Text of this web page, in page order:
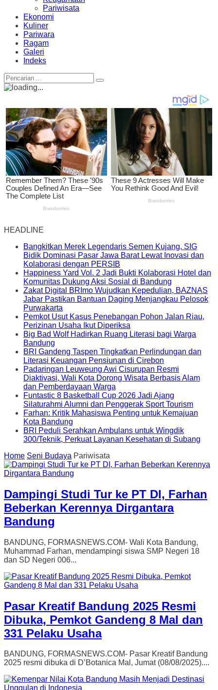
Pariwisata
Ekonomi
Kuliner
Pariwara
Ragam
Galeri
Indeks
HEADLINE
Bangkitkan Merek Legendaris Semen Kujang, SIG
Bidik Dominasi Pasar Jawa Barat Lewat Inovasi dan
Kolaborasi dengan PERSIB
Happiness Yard Vol. 2 Jadi Bukti Kolaborasi Hotel dan
Komunitas Dukung Aksi Sosial di Bandung
Zakat Digital BRImo Wujudkan Kepedulian, BAZNAS
Jabar Pastikan Bantuan Daging Menjangkau Pelosok
Purwakarta
Pemkot Usut Kasus Penebangan Pohon Jalan Riau,
Perizinan Usaha Ikut Diperiksa
Big Bad Wolf Hadirkan Ruang Literasi bagi Warga
Bandung
BRI Gandeng Taspen Tingkatkan Perlindungan dan
Literasi Keuangan Pensiunan di Cirebon
Padaringan Leuweung Awi Cisurupan Resmi
Diaktivasi, Wali Kota Dorong Wisata Berbasis Alam
dan Pemberdayaan Warga
Funtastic 8 Basketball Cup 2026 Jadi Ajang
Silaturahmi Alumni dan Penggerak Sport Tourism
Farhan: Kritik Mahasiswa Penting untuk Kemajuan
Kota Bandung
BRI Peduli Serahkan Ambulans untuk Wingdik
300/Teknik, Perkuat Layanan Kesehatan di Subang
Home Seni Budaya Pariwisata
Dampingi Studi Tur ke PT DI, Farhan
Beberkan Kerennya Dirgantara
Bandung
BANDUNG, FORMASNEWS.COM- Wali Kota Bandung,
Muhammad Farhan, mendampingi siswa SMP Negeri 18
dan SD Negeri 006...
Pasar Kreatif Bandung 2025 Resmi
Dibuka, Pemkot Gandeng 8 Mal dan
331 Pelaku Usaha
BANDUNG, FORMASNEWS.COM- Pasar Kreatif Bandung
2025 resmi dibuka di D’Botanica Mal, Jumat (08/08/2025)....